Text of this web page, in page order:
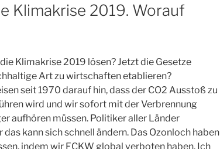
Klimakrise 2019. Worauf
Klimakrise 2019 lösen? Jetzt die Gesetze
Art zu wirtschaften etablieren?
seit 1970 darauf hin, dass der CO2 Ausstoß zu
wird und wir sofort mit der Verbrennung
aufhören müssen. Politiker aller Länder
das kann sich schnell ändern. Das Ozonloch haben
indem wir FCKW global verboten haben. Ich